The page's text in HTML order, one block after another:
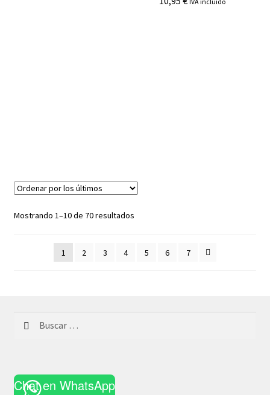
Mostrando 1–10 de 70 resultadosOrdenado
últimos
1 2 3 4 5 6 7
Chat en WhatsApp